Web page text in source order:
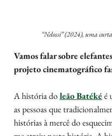
“Ndossi” (2024), uma
Vamos falar sobre
projeto cinematográfico
A história do leão Batéké é
as pessoas que
histórias à mercê do